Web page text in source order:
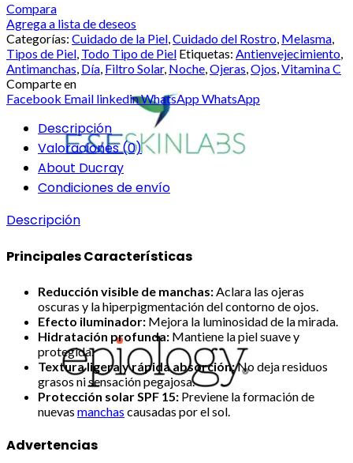
Compara
Agrega a lista de deseos
Categorías: Cuidado de la Piel,Cuidado del Rostro, Melasma,
Tipos de Piel, Todo Tipo de Piel Etiquetas: Antienvejecimiento,
Antimanchas, Día, Filtro Solar, Noche,Ojeras,Ojos,Vitamina C
Comparte en
Facebook Email linkedinWhatsAppWhatsApp
Descripción
Valoraciones (0)
About Ducray
Condiciones de envío
Descripción
Principales Características
Reducción visible de manchas: Aclara las ojeras
oscuras y la hiperpigmentación del contorno de ojos.
Efecto iluminador: Mejora la luminosidad de la mirada.
Hidratación profunda: Mantiene la piel suave y
protegida.
Textura ligera y rápida absorción:No deja residuos
grasos ni sensación pegajosa.
Protección solar SPF 15: Previene la formación de
nuevas manchas causadas por el sol.
Advertencias